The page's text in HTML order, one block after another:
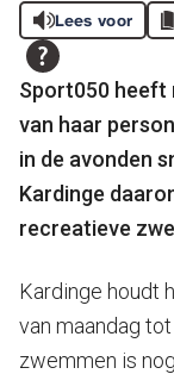
Lees voor
Sport050 heeft
van haar
in de avonden
Kardinge
recreatieve
Kardinge houdt
van maandag
zwemmen is